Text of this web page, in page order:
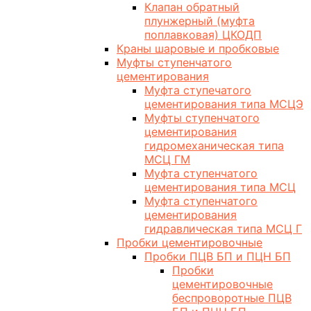
Клапан обратный
плунжерный (муфта
поплавковая) ЦКОДП
Краны шаровые и пробковые
Муфты ступенчатого
цементирования
Муфта ступечатого
цементирования типа МСЦЭ
Муфты ступенчатого
цементирования
гидромеханическая типа
МСЦ ГМ
Муфта ступенчатого
цементирования типа МСЦ
Муфта ступенчатого
цементирования
гидравлическая типа МСЦ Г
Пробки цементировочные
Пробки ПЦВ БП и ПЦН БП
Пробки
цементировочные
беспроворотные ПЦВ